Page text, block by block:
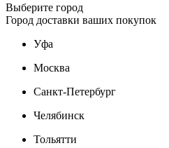
Выберите город
Город доставки ваших покупок
Уфа
Москва
Санкт-Петербург
Челябинск
Тольятти